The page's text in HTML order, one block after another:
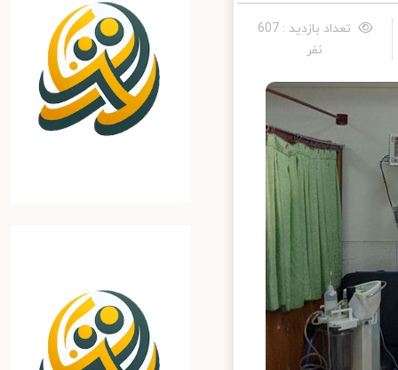
تعداد بازدید : 607
نفر